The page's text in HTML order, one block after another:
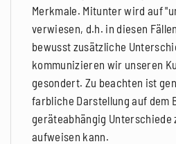
Merkmale. Mitunter wird auf
verwiesen, d.h. in diesen
bewusst zusätzliche
kommunizieren wir unseren
gesondert. Zu beachten ist
farbliche Darstellung auf dem
geräteabhängig Unterschiede
aufweisen kann.